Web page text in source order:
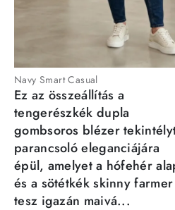
Navy Smart Casual
Ez az összeállítás a
tengerészkék dupla
gombsoros blézer
parancsoló eleganciájára
épül, amelyet a hófehér
és a sötétkék skinny farmer
tesz igazán maivá...